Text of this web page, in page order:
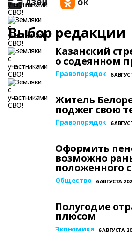
Выбор редакции
Казанский
о содеянном
Правопорядок 6
Житель
поджег свою
Правопорядок 6
Оформить
возможно
положенного
Общество 6 АВГУСТА
Полугодие
плюсом
Экономика 6 АВГУСТА